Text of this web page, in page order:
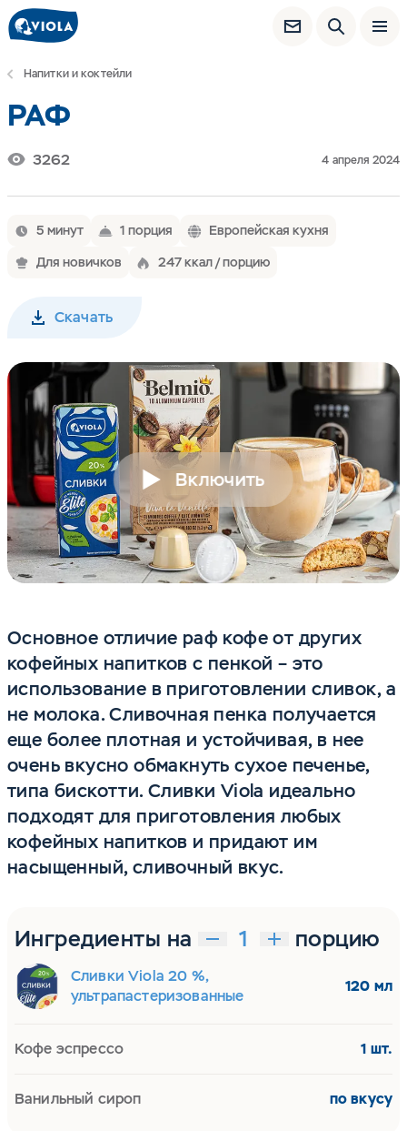
Напитки и коктейли
РАФ
3262 4 апреля 2024
5 минут 1 порция
Европейская кухня
Для новичков
247 ккал / порцию
Скачать
Включить
Основное отличие раф кофе от других
кофейных напитков с пенкой – это
использование в приготовлении сливок, а
не молока. Сливочная пенка получается
еще более плотная и устойчивая, в нее
очень вкусно обмакнуть сухое печенье,
типа бискотти. Сливки Viola идеально
подходят для приготовления любых
кофейных напитков и придают им
насыщенный, сливочный вкус.
Ингредиенты на порцию
Сливки Viola 20 %,
ультрапастеризованные
120 мл
Кофе эспрессо 1 шт.
Ванильный сироп по вкусу